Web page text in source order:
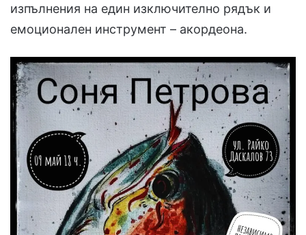
изпълнения на един изключително рядък и
емоционален инструмент – акордеона.